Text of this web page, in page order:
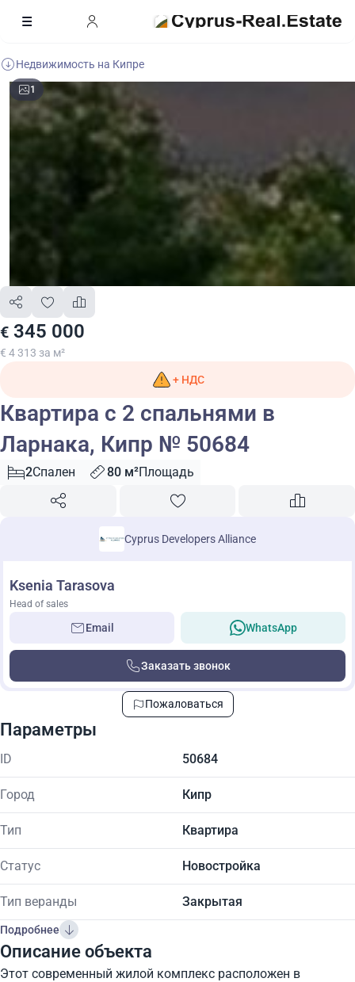
Недвижимость на Кипре
1
€ 345 000
€ 4 313 за м²
+ НДС
Квартира с 2 спальнями в
Ларнака, Кипр № 50684
2Спален 80 м²Площадь
Cyprus Developers Alliance
Ksenia Tarasova
Head of sales
Email WhatsApp
Заказать звонок
Пожаловаться
Параметры
ID 50684
Город Кипр
Тип Квартира
Статус Новостройка
Тип веранды Закрытая
Подробнее
Описание объекта
Этот современный жилой комплекс расположен в